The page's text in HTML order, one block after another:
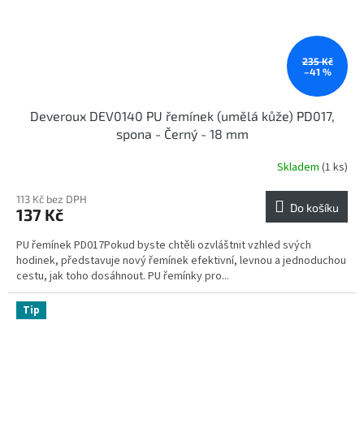
235 Kč
–41 %
Deveroux DEV0140 PU řemínek (umělá kůže) PD017,
spona - Černý - 18 mm
Skladem (1 ks)
113 Kč bez DPH
137 Kč Do košíku
PU řemínek PD017Pokud byste chtěli ozvláštnit vzhled svých
hodinek, představuje nový řemínek efektivní, levnou a jednoduchou
cestu, jak toho dosáhnout. PU řemínky pro...
Tip